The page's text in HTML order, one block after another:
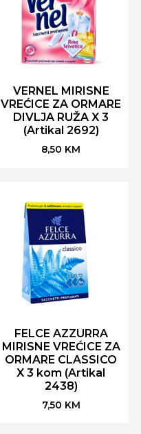
VERNEL MIRISNE
VREĆICE ZA ORMARE
DIVLJA RUŽA X 3
(Artikal 2692)
8,50 KM
FELCE AZZURRA
MIRISNE VREĆICE ZA
ORMARE CLASSICO
X 3 kom (Artikal
2438)
7,50 KM